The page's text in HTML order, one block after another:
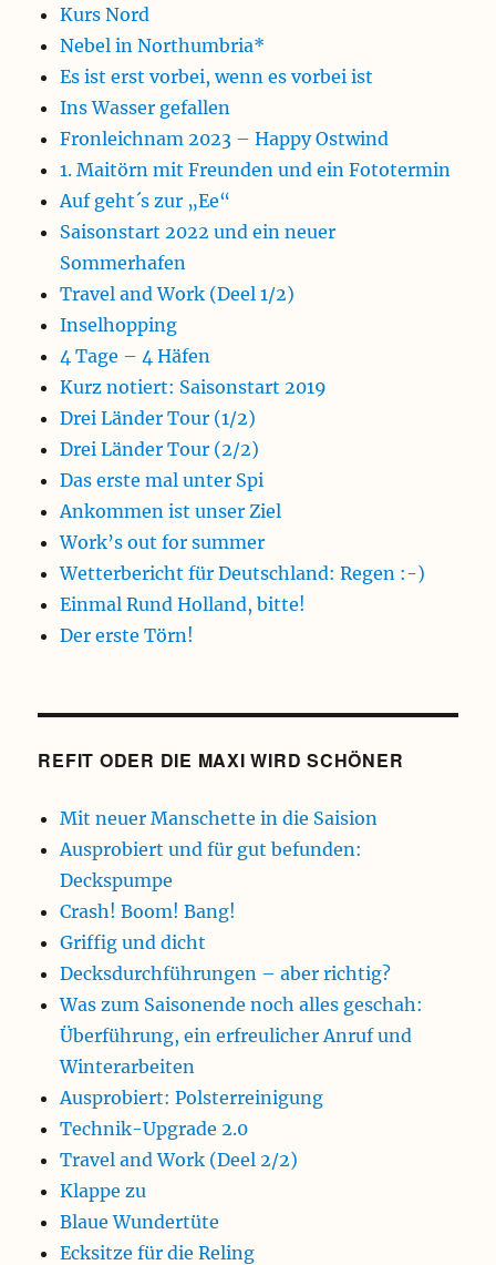
Kurs Nord
Nebel in Northumbria*
Es ist erst vorbei, wenn es vorbei ist
Ins Wasser gefallen
Fronleichnam 2023 – Happy Ostwind
1. Maitörn mit Freunden und ein Fototermin
Auf geht´s zur „Ee“
Saisonstart 2022 und ein neuer
Sommerhafen
Travel and Work (Deel 1/2)
Inselhopping
4 Tage – 4 Häfen
Kurz notiert: Saisonstart 2019
Drei Länder Tour (1/2)
Drei Länder Tour (2/2)
Das erste mal unter Spi
Ankommen ist unser Ziel
Work’s out for summer
Wetterbericht für Deutschland: Regen :-)
Einmal Rund Holland, bitte!
Der erste Törn!
REFIT ODER DIE MAXI WIRD SCHÖNER
Mit neuer Manschette in die Saision
Ausprobiert und für gut befunden:
Deckspumpe
Crash! Boom! Bang!
Griffig und dicht
Decksdurchführungen – aber richtig?
Was zum Saisonende noch alles geschah:
Überführung, ein erfreulicher Anruf und
Winterarbeiten
Ausprobiert: Polsterreinigung
Technik-Upgrade 2.0
Travel and Work (Deel 2/2)
Klappe zu
Blaue Wundertüte
Ecksitze für die Reling